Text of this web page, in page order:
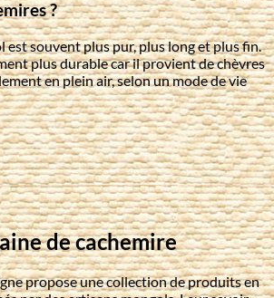
?
est souvent plus pur, plus long et plus fin.
plus durable car il provient de chèvres
en plein air, selon un mode de vie
de cachemire
propose une collection de produits en